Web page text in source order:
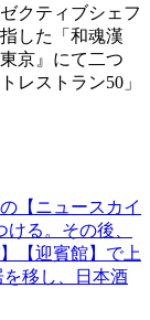
クティブシェフ
した「和魂漢
京』にて二つ
レストラン50」
【ニュースカイ
る。その後、
【迎賓館】で上
移し、日本酒